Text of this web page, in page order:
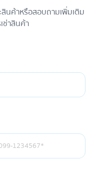
นค้าหรือสอบถามเพิ่มเติม
ช่าสินค้า